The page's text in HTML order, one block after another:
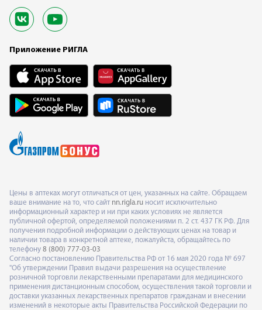
Приложение РИГЛА
Цены в аптеках могут отличаться от цен, указанных на сайте. Обращаем
ваше внимание на то, что сайт nn.rigla.ru носит исключительно
информационный характер и ни при каких условиях не является
публичной офертой, определяемой положениями п. 2 ст. 437 ГК РФ. Для
получения подробной информации о действующих ценах на товар и
наличии товара в конкретной аптеке, пожалуйста, обращайтесь по
телефону 8 (800) 777-03-03
Согласно постановлению Правительства РФ от 16 мая 2020 года № 697
"Об утверждении Правил выдачи разрешения на осуществление
розничной торговли лекарственными препаратами для медицинского
применения дистанционным способом, осуществления такой торговли и
доставки указанных лекарственных препаратов гражданам и внесении
изменений в некоторые акты Правительства Российской Федерации по